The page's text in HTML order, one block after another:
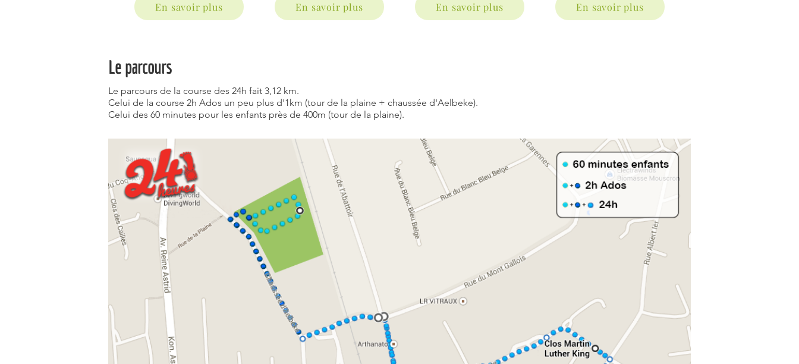
En savoir plus En savoir plus En savoir plus En savoir plus
Le parcours
Le parcours de la course des 24h fait 3,12 km.
Celui de la course 2h Ados un peu plus d'1km (tour de la plaine + chaussée d'Aelbeke).
Celui des 60 minutes pour les enfants près de 400m (tour de la plaine).